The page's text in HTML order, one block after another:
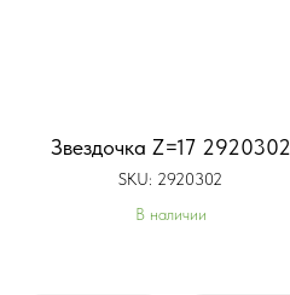
Звездочка Z=17 2920302
SKU: 2920302
В наличии